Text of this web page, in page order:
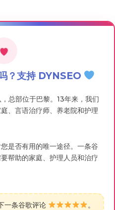
？支持 DYNSEO
总部位于巴黎。13年来，我们
、言语治疗师、养老院和护理
是否有用的唯一途径。一条谷
帮助的家庭、护理人员和治疗
一条谷歌评论
。